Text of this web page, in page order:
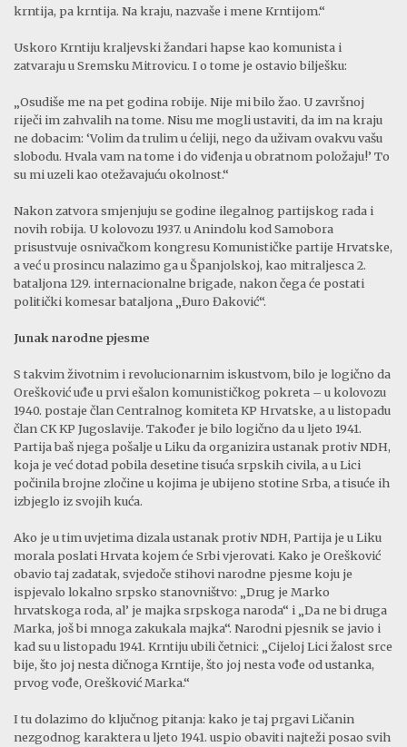
krntija, pa krntija. Na kraju, nazvaše i mene Krntijom.“
Uskoro Krntiju kraljevski žandari hapse kao komunista i
zatvaraju u Sremsku Mitrovicu. I o tome je ostavio bilješku:
„Osudiše me na pet godina robije. Nije mi bilo žao. U završnoj
riječi im zahvalih na tome. Nisu me mogli ustaviti, da im na kraju
ne dobacim: ‘Volim da trulim u ćeliji, nego da uživam ovakvu vašu
slobodu. Hvala vam na tome i do viđenja u obratnom položaju!’ To
su mi uzeli kao otežavajuću okolnost.“
Nakon zatvora smjenjuju se godine ilegalnog partijskog rada i
novih robija. U kolovozu 1937. u Anindolu kod Samobora
prisustvuje osnivačkom kongresu Komunističke partije Hrvatske,
a već u prosincu nalazimo ga u Španjolskoj, kao mitraljesca 2.
bataljona 129. internacionalne brigade, nakon čega će postati
politički komesar bataljona „Đuro Đaković“.
Junak narodne pjesme
S takvim životnim i revolucionarnim iskustvom, bilo je logično da
Orešković uđe u prvi ešalon komunističkog pokreta – u kolovozu
1940. postaje član Centralnog komiteta KP Hrvatske, a u listopadu
član CK KP Jugoslavije. Također je bilo logično da u ljeto 1941.
Partija baš njega pošalje u Liku da organizira ustanak protiv NDH,
koja je već dotad pobila desetine tisuća srpskih civila, a u Lici
počinila brojne zločine u kojima je ubijeno stotine Srba, a tisuće ih
izbjeglo iz svojih kuća.
Ako je u tim uvjetima dizala ustanak protiv NDH, Partija je u Liku
morala poslati Hrvata kojem će Srbi vjerovati. Kako je Orešković
obavio taj zadatak, svjedoče stihovi narodne pjesme koju je
ispjevalo lokalno srpsko stanovništvo: „Drug je Marko
hrvatskoga roda, al’ je majka srpskoga naroda“ i „Da ne bi druga
Marka, još bi mnoga zakukala majka“. Narodni pjesnik se javio i
kad su u listopadu 1941. Krntiju ubili četnici: „Cijeloj Lici žalost srce
bije, što joj nesta dičnoga Krntije, što joj nesta vođe od ustanka,
prvog vođe, Orešković Marka.“
I tu dolazimo do ključnog pitanja: kako je taj prgavi Ličanin
nezgodnog karaktera u ljeto 1941. uspio obaviti najteži posao svih